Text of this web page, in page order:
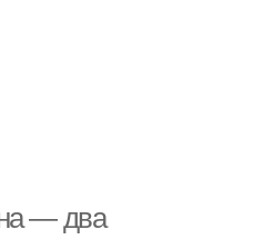
— два